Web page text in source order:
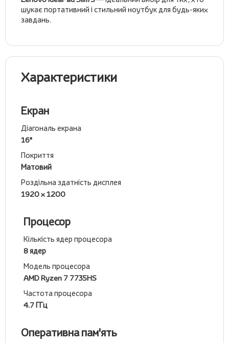
шукає портативний і стильний ноутбук для будь-яких
завдань.
Характеристики
Екран
Діагональ екрана
16"
Покриття
Матовий
Роздільна здатність дисплея
1920 x 1200
Процесор
Кількість ядер процесора
8 ядер
Модель процесора
AMD Ryzen 7 7735HS
Частота процесора
4.7 ГГц
Оперативна пам'ять